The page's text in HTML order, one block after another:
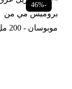
-46%